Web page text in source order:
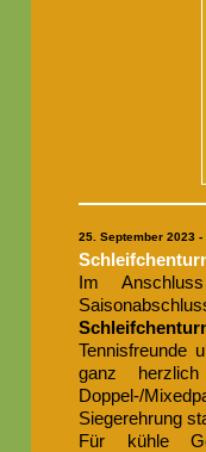
25. September 2023 -
Im
Tennisfreunde
ganz
Doppel-/
Siegerehrung
Für kühle